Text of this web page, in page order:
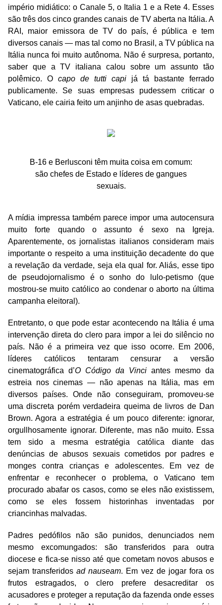
império midiático: o Canale 5, o Italia 1 e a Rete 4. Esses
são três dos cinco grandes canais de TV aberta na Itália. A
RAI, maior emissora de TV do país, é pública e tem
diversos canais — mas tal como no Brasil, a TV pública na
Itália nunca foi muito autônoma. Não é surpresa, portanto,
saber que a TV italiana calou sobre um assunto tão
polêmico. O capo de tutti capi já tá bastante ferrado
publicamente. Se suas empresas pudessem criticar o
Vaticano, ele cairia feito um anjinho de asas quebradas.
B-16 e Berlusconi têm muita coisa em comum:
são chefes de Estado e líderes de gangues
sexuais.
A mídia impressa também parece impor uma autocensura
muito forte quando o assunto é sexo na Igreja.
Aparentemente, os jornalistas italianos consideram mais
importante o respeito a uma instituição decadente do que
a revelação da verdade, seja ela qual for. Aliás, esse tipo
de pseudojornalismo é o sonho do lulo-petismo (que
mostrou-se muito católico ao condenar o aborto na última
campanha eleitoral).
Entretanto, o que pode estar acontecendo na Itália é uma
intervenção direta do clero para impor a lei do silêncio no
país. Não é a primeira vez que isso ocorre. Em 2006,
líderes católicos tentaram censurar a versão
cinematográfica d’O Código da Vinci antes mesmo da
estreia nos cinemas — não apenas na Itália, mas em
diversos países. Onde não conseguiram, promoveu-se
uma discreta porém verdadeira queima de livros de Dan
Brown. Agora a estratégia é um pouco diferente: ignorar,
orgullhosamente ignorar. Diferente, mas não muito. Essa
tem sido a mesma estratégia católica diante das
denúncias de abusos sexuais cometidos por padres e
monges contra crianças e adolescentes. Em vez de
enfrentar e reconhecer o problema, o Vaticano tem
procurado abafar os casos, como se eles não existissem,
como se eles fossem historinhas inventadas por
criancinhas malvadas.
Padres pedófilos não são punidos, denunciados nem
mesmo excomungados: são transferidos para outra
diocese e fica-se nisso até que cometam novos abusos e
sejam transferidosad nauseam. Em vez de jogar fora os
frutos estragados, o clero prefere desacreditar os
acusadores e proteger a reputação da fazenda onde esses